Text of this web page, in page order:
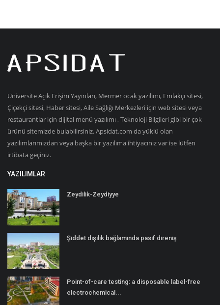
Üniversite Açık Erişim Yayınları, Mermer ocak yazılımı, Emlakçı sitesi,
Çiçekçi sitesi, Haber sitesi, Aile Sağlığı Merkezleri için web sitesi veya
restaurantlar için dijital menü yazılımı , Teknoloji Bilgileri gibi bir çok
ürünü sitemizde bulabilirsiniz. Apsidat.com da yüklü olan
yazılımlarımızdan veya başka bir yazılıma ihtiyacınız var ise lütfen
irtibata geçiniz.
YAZILIMLAR
Zeydilik-Zeydiyye
Şiddet dışılık bağlamında pasif direniş
Point-of-care testing: a disposable label-free
electrochemical...